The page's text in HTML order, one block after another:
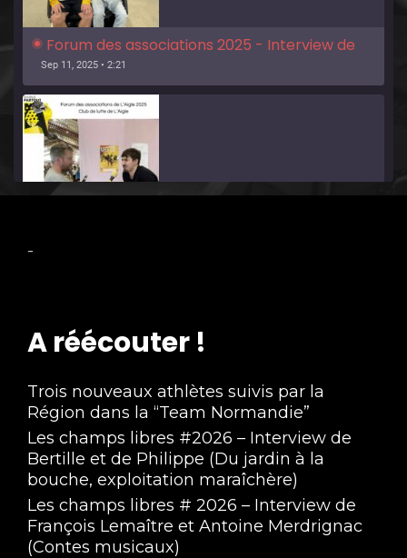
Forum des associations 2025 - Interview de
l'association Tesserakt
Sep 11, 2025 • 2:21
Forum des associations 2025 - Interview du
Forum des associations 2025 - Interview du
conseil citoyen de La Madeleine
Sep 11, 2025 • 1:56
-
A réécouter !
Trois nouveaux athlètes suivis par la
Région dans la “Team Normandie”
Les champs libres #2026 – Interview de
Bertille et de Philippe (Du jardin à la
bouche, exploitation maraîchère)
Les champs libres # 2026 – Interview de
François Lemaître et Antoine Merdrignac
(Contes musicaux)